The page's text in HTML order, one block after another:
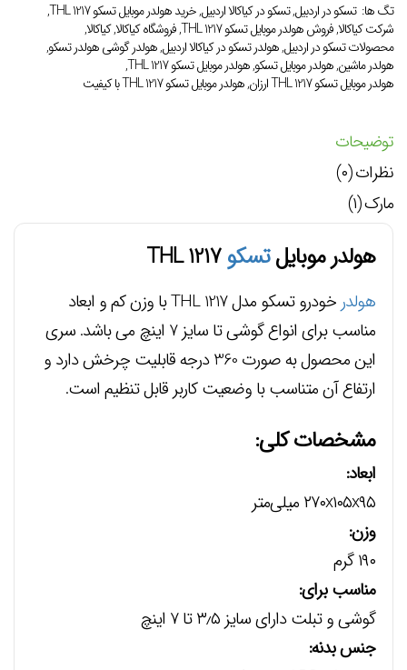
تگ ها: تسکو در اردبیل,تسکو در کیاکالا اردبیل,خرید هولدر موبایل تسکو THL 1217
,
شرکت کیاکالا,فروش هولدر موبایل تسکو THL 1217 ,فروشگاه کیاکالا,کیاکالا,
محصولات تسکو در اردبیل,هولدر تسکو در کیاکالا اردبیل,هولدر گوشی هولدر تسکو,
هولدر ماشین,هولدر موبایل تسکو,هولدر موبایل تسکو THL 1217
,
هولدر موبایل تسکو THL 1217 ارزان
,هولدر موبایل تسکو THL 1217 با کیفیت
توضیحات
نظرات (۰)
مارک (۱)
هولدر موبایلتسکوTHL 1217
هولدر
خودرو تسکو مدل THL 1217 با وزن کم و ابعاد
مناسب برای انواع گوشی تا سایز 7 اینچ می باشد. سری
این محصول به صورت 360 درجه قابلیت چرخش دارد و
ارتفاع آن متناسب با وضعیت کاربر قابل تنظیم است.
مشخصات کلی:
ابعاد:
۲۷۰x۱۰۵x۹۵ میلی‌متر
وزن:
۱۹۰ گرم
مناسب برای:
گوشی و تبلت دارای سایز ۳٫۵ تا ۷ اینچ
جنس بدنه: